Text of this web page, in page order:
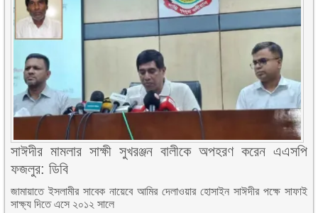
সাঈদীর মামলার সাক্ষী সুখরঞ্জন বালীকে অপহরণ করেন এএসপি
ফজলুর: ডিবি
জামায়াতে ইসলামীর সাবেক নায়েবে আমির দেলাওয়ার হোসাইন সাঈদীর পক্ষে সাফাই
সাক্ষ্য দিতে এসে ২০১২ সালে